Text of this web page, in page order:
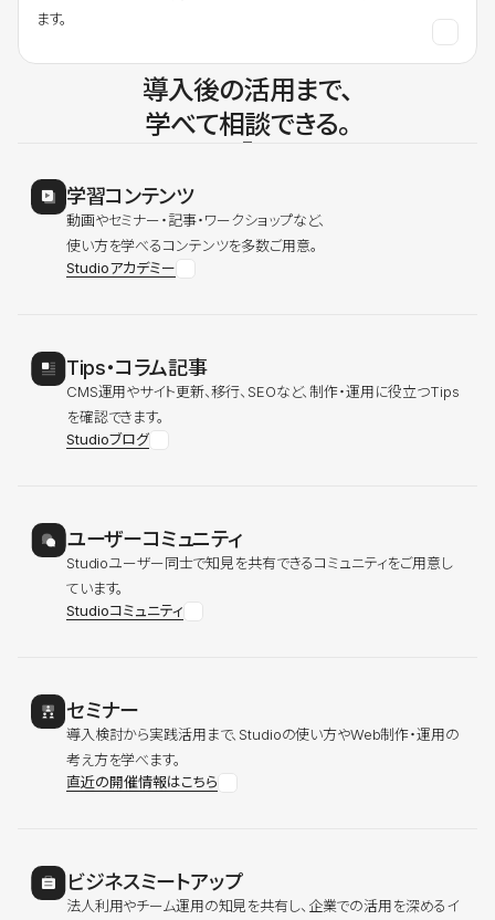
ます。
導入後の活用まで、
学べて相談できる。
学習コンテンツ
動画やセミナー・記事・ワークショップなど、
使い方を学べるコンテンツを多数ご用意。
Studioアカデミー
Tips・コラム記事
CMS運用やサイト更新、移行、SEOなど、制作・運用に役立つTips
を確認できます。
Studioブログ
ユーザーコミュニティ
Studioユーザー同士で知見を共有できるコミュニティをご用意し
ています。
Studioコミュニティ
セミナー
導入検討から実践活用まで、Studioの使い方やWeb制作・運用の
考え方を学べます。
直近の開催情報はこちら
ビジネスミートアップ
法人利用やチーム運用の知見を共有し、企業での活用を深めるイ